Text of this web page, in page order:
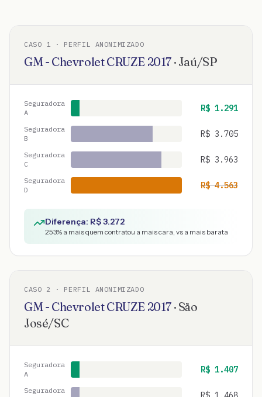
CASO 1 · PERFIL ANONIMIZADO
GM - ChevroletCRUZE 2017 · Jaú/SP
Seguradora
A
R$ 1.291
Seguradora
B
R$ 3.705
Seguradora
C
R$ 3.963
Seguradora
D
R$4.563
Diferença: R$3.272
253% a mais quem contratou a mais cara, vs a mais barata
CASO 2 · PERFIL ANONIMIZADO
GM - ChevroletCRUZE 2017 · São
José/SC
Seguradora
A
R$ 1.407
Seguradora